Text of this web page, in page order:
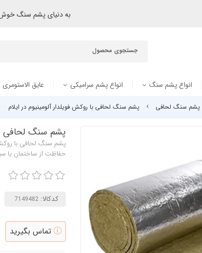
به دنیای پشم سنگ
انواع پشم سنگ انواع پشم سرامیکی عایق الاستومری
پشم سنگ لحافی پشم سنگ لحافی با روکش فویلدار آلومینیوم در ایلام
پشم سنگ لحافی
پشم سنگ لحافی با روکش
حفاظت از ساختمان یا
کدکالا:
تماس بگیرید